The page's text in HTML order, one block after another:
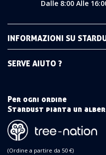
Dalle 8:00 Alle
INFORMAZIONI SU
SERVE AIUTO ?
Per ogni ordine
Stardust pianta un
(Ordine a partire da 50 €)